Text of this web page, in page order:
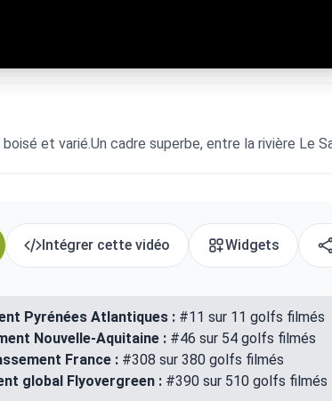
et varié.Un cadre superbe, entre la rivière Le
Intégrer cette vidéo Widgets
Pyrénées Atlantiques : #11 sur 11 golfs filmés
Nouvelle-Aquitaine : #46 sur 54 golfs filmés
France : #308 sur 380 golfs filmés
global Flyovergreen : #390 sur 510 golfs filmés